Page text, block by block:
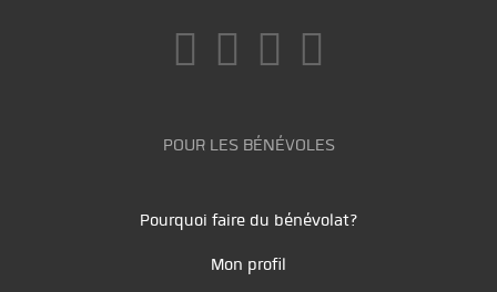
POUR LES BÉNÉVOLES
Pourquoi faire du bénévolat?
Mon profil